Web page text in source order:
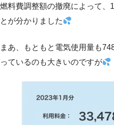
燃料費調整額の撤廃によって、
とが分かりました
まあ、もともと電気使用量も
っているのも大きいのですが